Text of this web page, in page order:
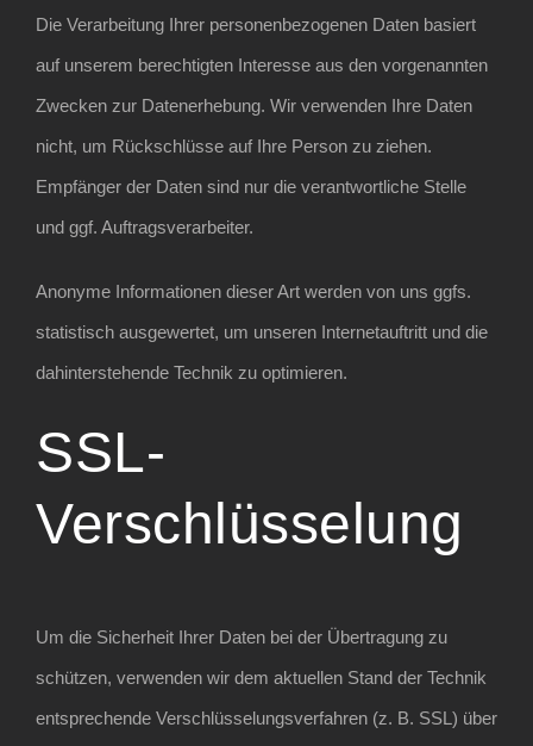
Die Verarbeitung Ihrer personenbezogenen Daten basiert
auf unserem berechtigten Interesse aus den vorgenannten
Zwecken zur Datenerhebung. Wir verwenden Ihre Daten
nicht, um Rückschlüsse auf Ihre Person zu ziehen.
Empfänger der Daten sind nur die verantwortliche Stelle
und ggf. Auftragsverarbeiter.
Anonyme Informationen dieser Art werden von uns ggfs.
statistisch ausgewertet, um unseren Internetauftritt und die
dahinterstehende Technik zu optimieren.
SSL-
Verschlüsselung
Um die Sicherheit Ihrer Daten bei der Übertragung zu
schützen, verwenden wir dem aktuellen Stand der Technik
entsprechende Verschlüsselungsverfahren (z. B. SSL) über